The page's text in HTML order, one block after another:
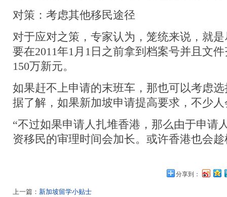
对策：考虑其他移民途径
对于应对之策，专家认为，笼统来说，就
要在2011年1月1日之前拿到档案号并且文
150万新元。
如果赶不上申请的末班车，那也可以考虑
据了解，如果新加坡申请提高要求，不少
“不过如果申请人扎堆香港，那么由于申请
资移民的审理时间会加长。或许香港也会
分享到：
上一篇： 新加坡留学小贴士